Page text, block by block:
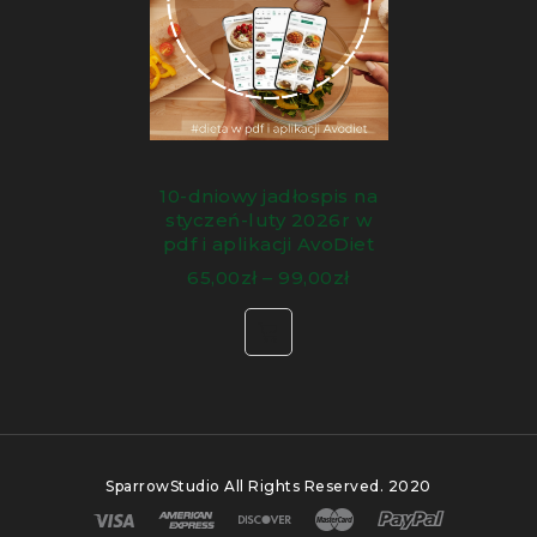
że powinniśmy go unikać. Często problem
stanowi ilość, a nie sam produkt.
znajduje się dokładna gramatura produktów,
które są dozwolone i nie powodują objawów ze
Monash University, autorów diety Low
Często posiłki gotujemy na dwa dni, ze względu
na to, aby nie tracić zbyt dużo czasu na
jadłospisie bez problemu dostaniesz w
Dodatkowo w jadłospisie znajdują się wskazówki
10-dniowy jadłospis na
styczeń-luty 2026r w
pdf i aplikacji AvoDiet
65,00zł – 99,00zł
SparrowStudio All Rights Reserved. 2020